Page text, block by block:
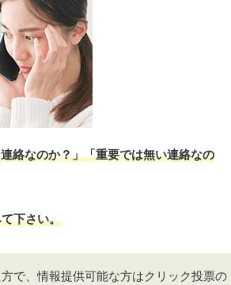
絡なのか？」「重要では無い連絡なの
下さい。
で、情報提供可能な方はクリック投票の